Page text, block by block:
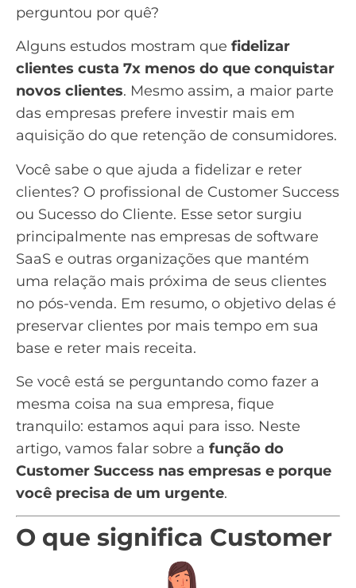
perguntou por quê?
Alguns estudos mostram que fidelizar
clientes custa 7x menos do que conquistar
novos clientes. Mesmo assim, a maior parte
das empresas prefere investir mais em
aquisição do que retenção de consumidores.
Você sabe o que ajuda a fidelizar e reter
clientes? O profissional de Customer Success
ou Sucesso do Cliente. Esse setor surgiu
principalmente nas empresas de software
SaaS e outras organizações que mantém
uma relação mais próxima de seus clientes
no pós-venda. Em resumo, o objetivo delas é
preservar clientes por mais tempo em sua
base e reter mais receita.
Se você está se perguntando como fazer a
mesma coisa na sua empresa, fique
tranquilo: estamos aqui para isso. Neste
artigo, vamos falar sobre a função do
Customer Success nas empresas e porque
você precisa de um urgente.
O que significa Customer